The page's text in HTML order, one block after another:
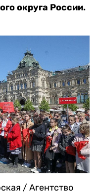
округа России.
/ Агентство